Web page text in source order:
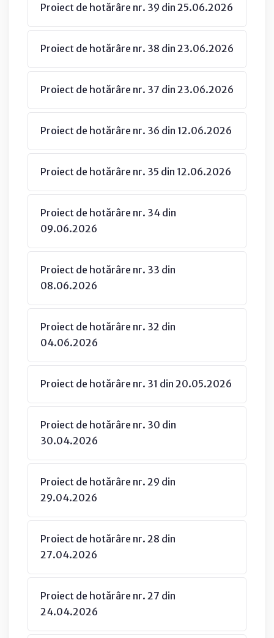
Proiect de hotărâre nr. 39 din 25.06.2026
Proiect de hotărâre nr. 38 din 23.06.2026
Proiect de hotărâre nr. 37 din 23.06.2026
Proiect de hotărâre nr. 36 din 12.06.2026
Proiect de hotărâre nr. 35 din 12.06.2026
Proiect de hotărâre nr. 34 din
09.06.2026
Proiect de hotărâre nr. 33 din
08.06.2026
Proiect de hotărâre nr. 32 din
04.06.2026
Proiect de hotărâre nr. 31 din 20.05.2026
Proiect de hotărâre nr. 30 din
30.04.2026
Proiect de hotărâre nr. 29 din
29.04.2026
Proiect de hotărâre nr. 28 din
27.04.2026
Proiect de hotărâre nr. 27 din
24.04.2026